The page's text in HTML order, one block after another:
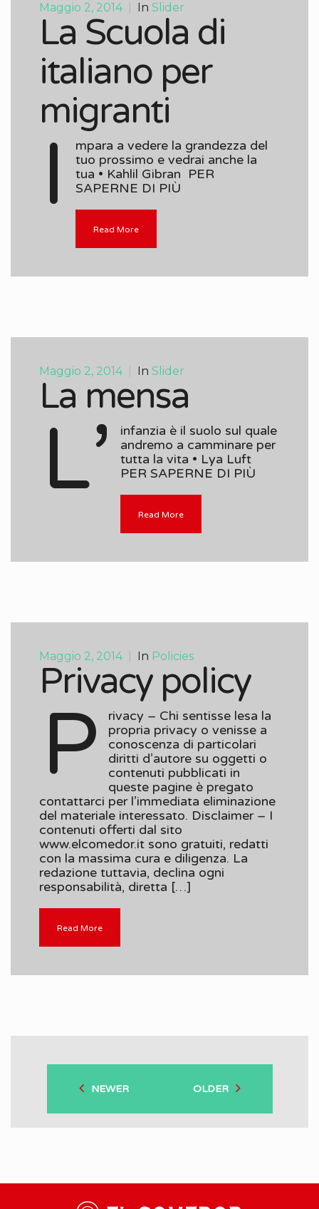
Maggio 2, 2014 In Slider
La Scuola di
italiano per
migranti
I
mpara a vedere la grandezza del
tuo prossimo e vedrai anche la
tua • Kahlil Gibran PER
SAPERNE DI PIÙ
Read More
Maggio 2, 2014 In Slider
La mensa
L’
infanzia è il suolo sul quale
andremo a camminare per
tutta la vita • Lya Luft
PER SAPERNE DI PIÙ
Read More
Maggio 2, 2014 In Policies
Privacy policy
P
rivacy – Chi sentisse lesa la
propria privacy o venisse a
conoscenza di particolari
diritti d’autore su oggetti o
contenuti pubblicati in
queste pagine è pregato
contattarci per l’immediata eliminazione
del materiale interessato. Disclaimer – I
contenuti offerti dal sito
www.elcomedor.it sono gratuiti, redatti
con la massima cura e diligenza. La
redazione tuttavia, declina ogni
responsabilità, diretta […]
Read More
NEWER OLDER